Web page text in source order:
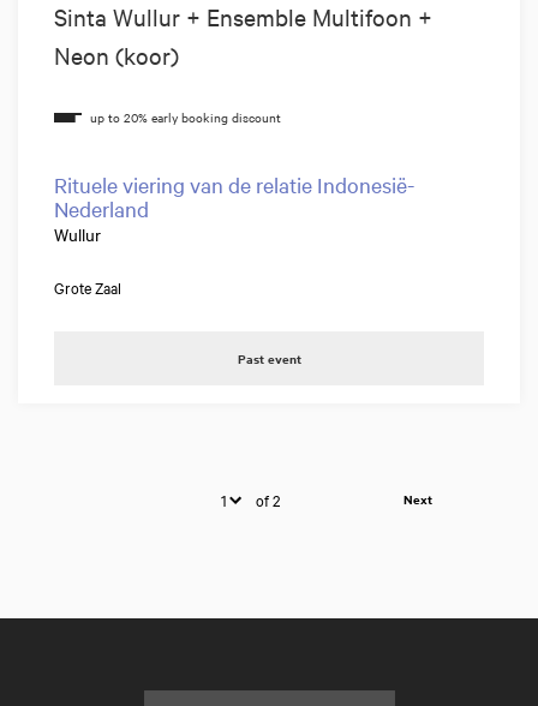
Sinta Wullur + Ensemble Multifoon +
Neon (koor)
Rituele viering van de relatie Indonesië-
Nederland
Wullur
Grote Zaal
Past event
of 2 Next